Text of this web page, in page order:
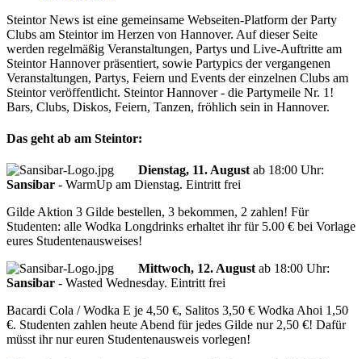
Steintor News ist eine gemeinsame Webseiten-Platform der Party
Clubs am Steintor im Herzen von Hannover. Auf dieser Seite
werden regelmäßig Veranstaltungen, Partys und Live-Auftritte am
Steintor Hannover präsentiert, sowie Partypics der vergangenen
Veranstaltungen, Partys, Feiern und Events der einzelnen Clubs am
Steintor veröffentlicht. Steintor Hannover - die Partymeile Nr. 1!
Bars, Clubs, Diskos, Feiern, Tanzen, fröhlich sein in Hannover.
Das geht ab am Steintor:
Dienstag, 11. August ab 18:00 Uhr:
Sansibar - WarmUp am Dienstag. Eintritt frei
Gilde Aktion 3 Gilde bestellen, 3 bekommen, 2 zahlen! Für
Studenten: alle Wodka Longdrinks erhaltet ihr für 5.00 € bei Vorlage
eures Studentenausweises!
Mittwoch, 12. August ab 18:00 Uhr:
Sansibar - Wasted Wednesday. Eintritt frei
Bacardi Cola / Wodka E je 4,50 €, Salitos 3,50 € Wodka Ahoi 1,50
€. Studenten zahlen heute Abend für jedes Gilde nur 2,50 €! Dafür
müsst ihr nur euren Studentenausweis vorlegen!